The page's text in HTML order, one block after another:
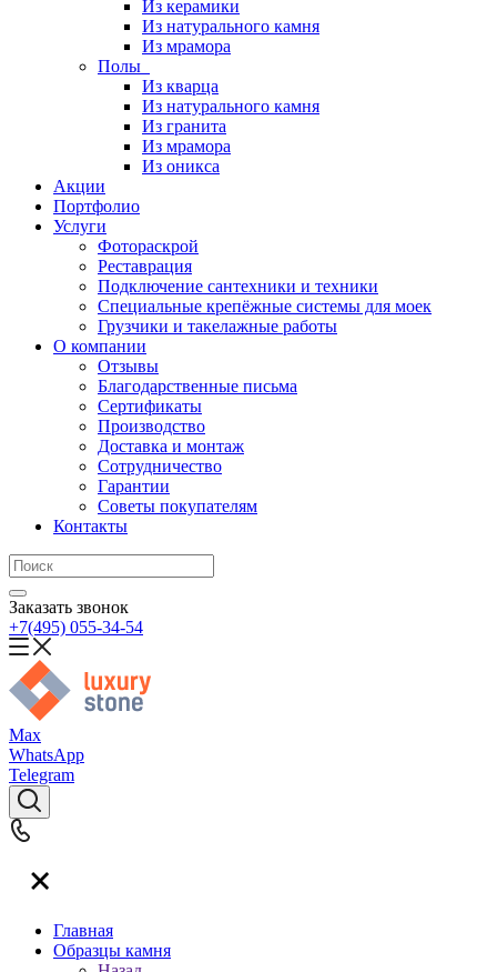
Из керамики
Из натурального камня
Из мрамора
Полы
Из кварца
Из натурального камня
Из гранита
Из мрамора
Из оникса
Акции
Портфолио
Услуги
Фотораскрой
Реставрация
Подключение сантехники и техники
Специальные крепёжные системы для моек
Грузчики и такелажные работы
О компании
Отзывы
Благодарственные письма
Сертификаты
Производство
Доставка и монтаж
Сотрудничество
Гарантии
Советы покупателям
Контакты
Заказать звонок
+7(495) 055-34-54
Max
WhatsApp
Telegram
Главная
Образцы камня